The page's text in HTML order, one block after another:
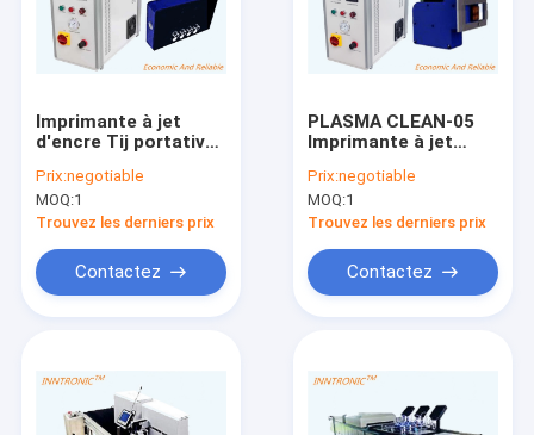
Imprimante à jet
d'encre Tij portative
CLEAN-01 Blanc
thermique avec
surface de plasma 10
Prix:negotiable
MOQ:1
Trouvez les derniers prix
Contactez
PLASMA CLEAN-05
Imprimante à jet
thermiques blanches
pour carton
Fonctionnement
AC220V (± 20%) 25-
30kHz
Prix:negotiable
MOQ:1
Trouvez les derniers prix
Contactez